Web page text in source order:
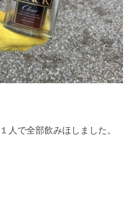
人で全部飲みほしました。